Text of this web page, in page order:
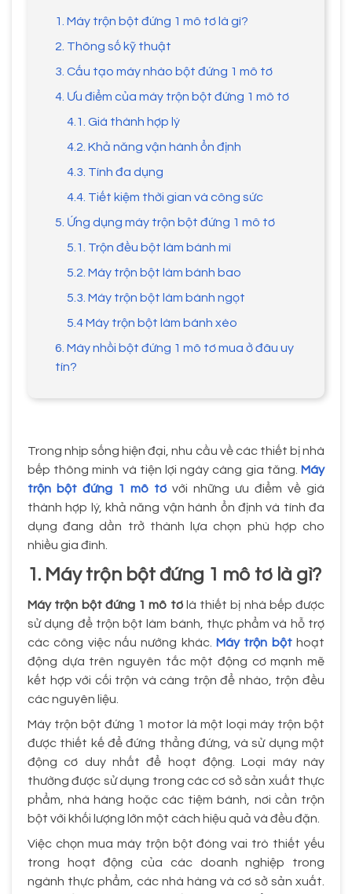
1. Máy trộn bột đứng 1 mô tơ là gì?
2. Thông số kỹ thuật
3. Cấu tạo máy nhào bột đứng 1 mô tơ
4. Ưu điểm của máy trộn bột đứng 1 mô tơ
4.1. Giá thành hợp lý
4.2. Khả năng vận hành ổn định
4.3. Tính đa dụng
4.4. Tiết kiệm thời gian và công sức
5. Ứng dụng máy trộn bột đứng 1 mô tơ
5.1. Trộn đều bột làm bánh mì
5.2. Máy trộn bột làm bánh bao
5.3. Máy trộn bột làm bánh ngọt
5.4 Máy trộn bột làm bánh xèo
6. Máy nhồi bột đứng 1 mô tơ mua ở đâu uy
tín?
Trong nhịp sống hiện đại, nhu cầu về các thiết bị nhà
bếp thông minh và tiện lợi ngày càng gia tăng. Máy
trộn bột đứng 1 mô tơvới những ưu điểm về giá
thành hợp lý, khả năng vận hành ổn định và tính đa
dụng đang dần trở thành lựa chọn phù hợp cho
nhiều gia đình.
1. Máy trộn bột đứng 1 mô tơ là gì?
Máy trộn bột đứng 1 mô tơlà thiết bị nhà bếp được
sử dụng để trộn bột làm bánh, thực phẩm và hỗ trợ
các công việc nấu nướng khác. Máy trộn bộthoạt
động dựa trên nguyên tắc một động cơ mạnh mẽ
kết hợp với cối trộn và càng trộn để nhào, trộn đều
các nguyên liệu.
Máy trộn bột đứng 1 motor là một loại máy trộn bột
được thiết kế để đứng thẳng đứng, và sử dụng một
động cơ duy nhất để hoạt động. Loại máy này
thường được sử dụng trong các cơ sở sản xuất thực
phẩm, nhà hàng hoặc các tiệm bánh, nơi cần trộn
bột với khối lượng lớn một cách hiệu quả và đều đặn.
Việc chọn mua máy trộn bột đóng vai trò thiết yếu
trong hoạt động của các doanh nghiệp trong
ngành thực phẩm, các nhà hàng và cơ sở sản xuất.